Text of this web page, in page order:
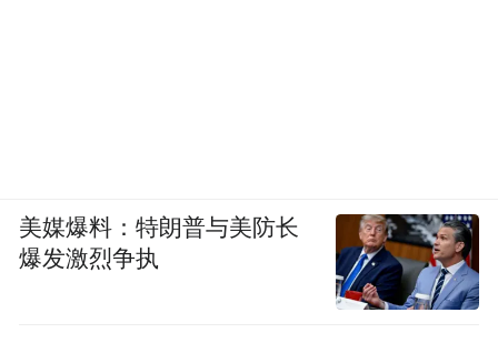
美媒爆料：特朗普与美防长
爆发激烈争执